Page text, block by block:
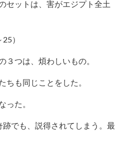
セットは、害がエジプト全土
）
３つは、煩わしいもの。
ちも同じことをした。
った。
も、説得されてしまう。最